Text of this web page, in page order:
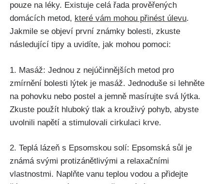
pouze na⁣ léky. Existuje celá řada ‍prověřených
domácích metod, které vám mohou⁤ přinést úlevu.⁢
Jakmile⁢ se objeví první známky bolesti,‌ zkuste
následující tipy a uvidíte,‌ jak mohou pomoci:
1. Masáž: Jednou z nejúčinnějších metod ⁣pro
zmírnění bolesti lýtek je ‌masáž. Jednoduše⁢ si ⁤lehněte
⁣na⁣ pohovku nebo postel a jemně ‌masírujte⁤ svá‍ lýtka.
Zkuste⁤ použít hluboký tlak a krouživý pohyb, abyste
uvolnili​ napětí ‍a ‍stimulovali cirkulaci ‌krve.
2. Teplá lázeň s Epsomskou solí: Epsomská sůl je
známá svými protizánětlivými‍ a relaxačními
vlastnostmi. Naplňte vanu teplou vodou a ⁣přidejte